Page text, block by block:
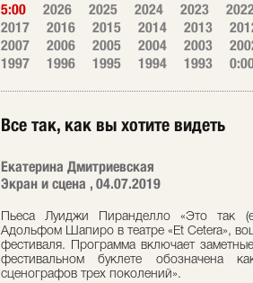
5:00 2026 2025 2024 2023
2017
2016 2015 2014 2013
2007
2006 2005 2004 2003
1997
1996 1995 1994 1993
Все так, как вы хотите видеть
Екатерина Дмитриевская
Экран и сцена , 04.07.2019
Пьеса Луиджи Пиранделло «Это так
Адольфом Шапиро в театре «Et Cetera»,
фестиваля. Программа включает
фестивальном буклете обозначена
сценографов трех поколений».